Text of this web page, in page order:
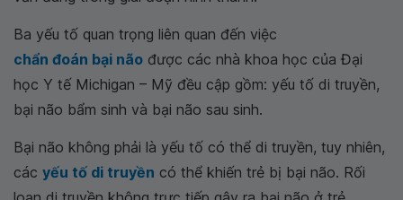
Ba yếu tố quan trọng liên quan đến việc
chẩn đoán bại não được các nhà khoa học của Đại
học Y tế Michigan – Mỹ đều cập gồm: yếu tố di truyền,
bại não bẩm sinh và bại não sau sinh.
Bại não không phải là yếu tố có thể di truyền, tuy nhiên,
các yếu tố di truyền có thể khiến trẻ bị bại não. Rối